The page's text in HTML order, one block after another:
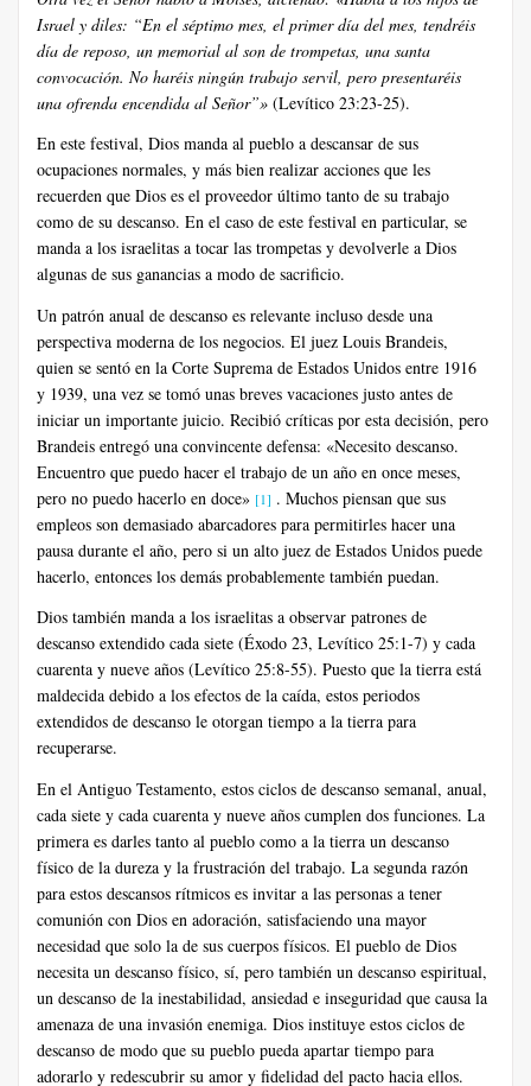
Israel y diles: “En el séptimo mes, el primer día del mes, tendréis
día de reposo, un memorial al son de trompetas, una santa
convocación. No haréis ningún trabajo servil, pero presentaréis
una ofrenda encendida al Señor”» (Levítico 23:23-25).
En este festival, Dios manda al pueblo a descansar de sus
ocupaciones normales, y más bien realizar acciones que les
recuerden que Dios es el proveedor último tanto de su trabajo
como de su descanso. En el caso de este festival en particular, se
manda a los israelitas a tocar las trompetas y devolverle a Dios
algunas de sus ganancias a modo de sacrificio.
Un patrón anual de descanso es relevante incluso desde una
perspectiva moderna de los negocios. El juez Louis Brandeis,
quien se sentó en la Corte Suprema de Estados Unidos entre 1916
y 1939, una vez se tomó unas breves vacaciones justo antes de
iniciar un importante juicio. Recibió críticas por esta decisión, pero
Brandeis entregó una convincente defensa: «Necesito descanso.
Encuentro que puedo hacer el trabajo de un año en once meses,
pero no puedo hacerlo en doce» [1] . Muchos piensan que sus
empleos son demasiado abarcadores para permitirles hacer una
pausa durante el año, pero si un alto juez de Estados Unidos puede
hacerlo, entonces los demás probablemente también puedan.
Dios también manda a los israelitas a observar patrones de
descanso extendido cada siete (Éxodo 23, Levítico 25:1-7) y cada
cuarenta y nueve años (Levítico 25:8-55). Puesto que la tierra está
maldecida debido a los efectos de la caída, estos periodos
extendidos de descanso le otorgan tiempo a la tierra para
recuperarse.
En el Antiguo Testamento, estos ciclos de descanso semanal, anual,
cada siete y cada cuarenta y nueve años cumplen dos funciones. La
primera es darles tanto al pueblo como a la tierra un descanso
físico de la dureza y la frustración del trabajo. La segunda razón
para estos descansos rítmicos es invitar a las personas a tener
comunión con Dios en adoración, satisfaciendo una mayor
necesidad que solo la de sus cuerpos físicos. El pueblo de Dios
necesita un descanso físico, sí, pero también un descanso espiritual,
un descanso de la inestabilidad, ansiedad e inseguridad que causa la
amenaza de una invasión enemiga. Dios instituye estos ciclos de
descanso de modo que su pueblo pueda apartar tiempo para
adorarlo y redescubrir su amor y fidelidad del pacto hacia ellos.